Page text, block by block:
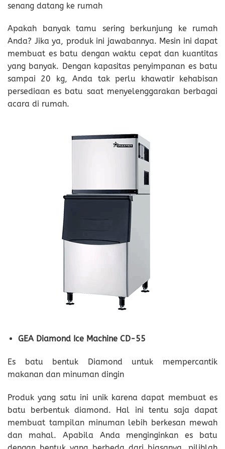
senang datang ke rumah
Apakah banyak tamu sering berkunjung ke rumah
Anda? Jika ya, produk ini jawabannya. Mesin ini dapat
membuat es batu dengan waktu cepat dan kuantitas
yang banyak. Dengan kapasitas penyimpanan es batu
sampai 20 kg, Anda tak perlu khawatir kehabisan
persediaan es batu saat menyelenggarakan berbagai
acara di rumah.
GEA Diamond Ice Machine CD-55
Es batu bentuk Diamond untuk mempercantik
makanan dan minuman dingin
Produk yang satu ini unik karena dapat membuat es
batu berbentuk diamond. Hal ini tentu saja dapat
membuat tampilan minuman lebih berkesan mewah
dan mahal. Apabila Anda menginginkan es batu